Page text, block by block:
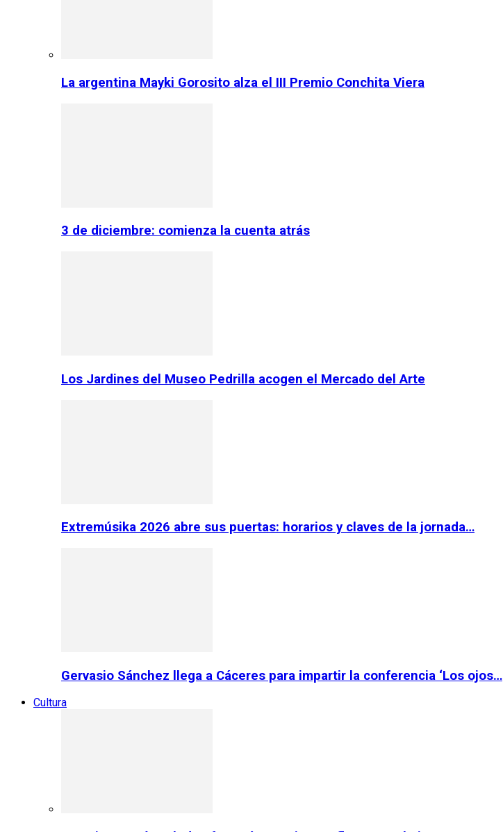
La argentina Mayki Gorosito alza el III Premio Conchita Viera
3 de diciembre: comienza la cuenta atrás
Los Jardines del Museo Pedrilla acogen el Mercado del Arte
Extremúsika 2026 abre sus puertas: horarios y claves de la jornada…
Gervasio Sánchez llega a Cáceres para impartir la conferencia ‘Los ojos…
Cultura